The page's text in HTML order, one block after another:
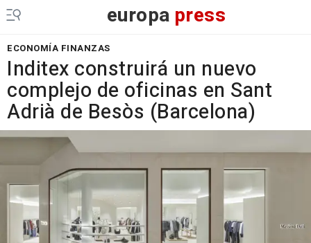
europa press
ECONOMÍA FINANZAS
Inditex construirá un nuevo
complejo de oficinas en Sant
Adrià de Besòs (Barcelona)